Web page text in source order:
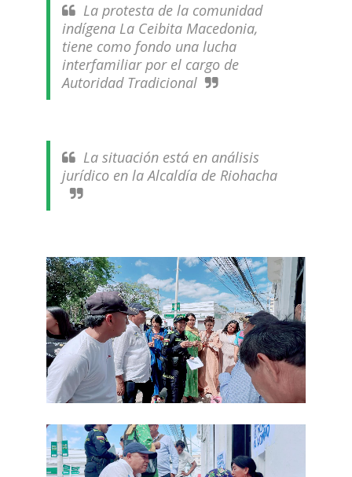
La protesta de la comunidad
indígena La Ceibita Macedonia,
tiene como fondo una lucha
interfamiliar por el cargo de
Autoridad Tradicional
La situación está en análisis
jurídico en la Alcaldía de Riohacha